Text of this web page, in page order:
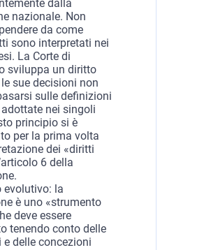
dalla
nazionale. Non
da come
sono interpretati nei
La Corte di
sviluppa un diritto
sue decisioni non
sulle definizioni
nei singoli
principio si è
per la prima volta
dei «diritti
6 della
evolutivo: la
è uno «strumento
deve essere
tenendo conto delle
delle concezioni